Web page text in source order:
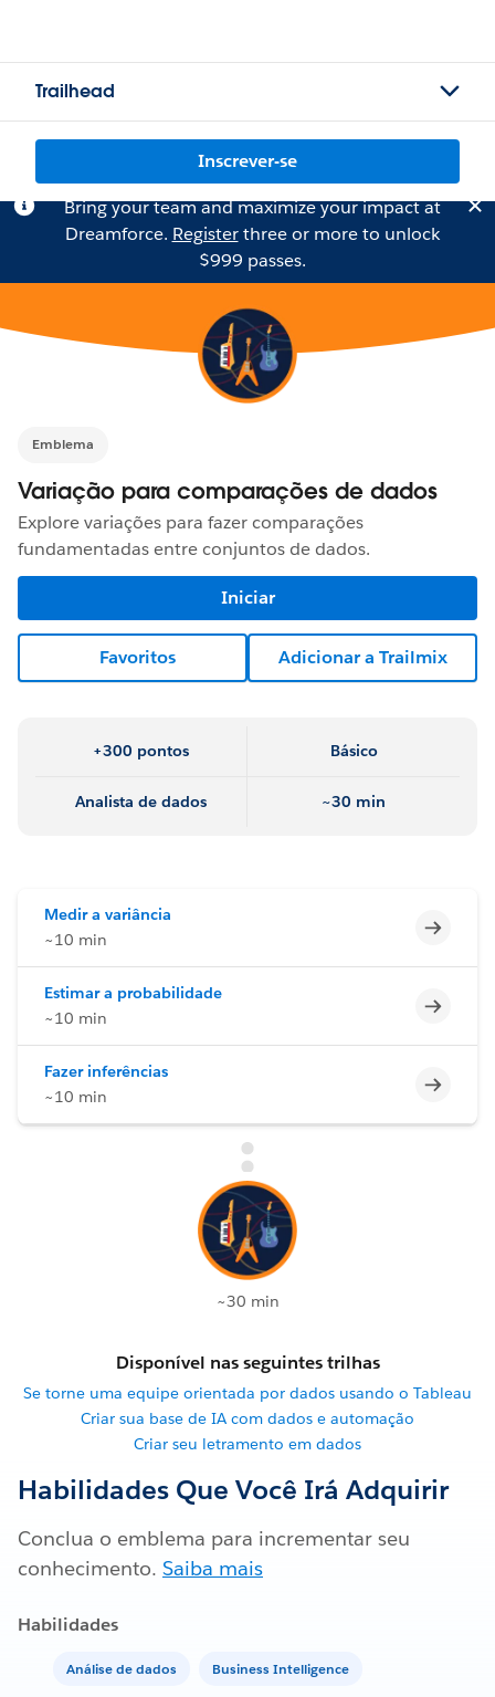
Trailhead
Inscrever-se
Bring your team and maximize your impact at
Dreamforce. Registerthree or more to unlock
$999 passes.
Emblema
Variação para comparações de dados
Explore variações para fazer comparações
fundamentadas entre conjuntos de dados.
Iniciar
Favoritos Adicionar a Trailmix
+300 pontos Básico
Analista de dados ~30 min
Medir a variância
~10 min
Estimar a probabilidade
~10 min
Fazer inferências
~10 min
~30 min
Disponível nas seguintes trilhas
Se torne uma equipe orientada por dados usando o Tableau
Criar sua base de IA com dados e automação
Criar seu letramento em dados
Habilidades Que Você Irá Adquirir
Conclua o emblema para incrementar seu
conhecimento. Saiba mais
Habilidades
Análise de dados Business Intelligence